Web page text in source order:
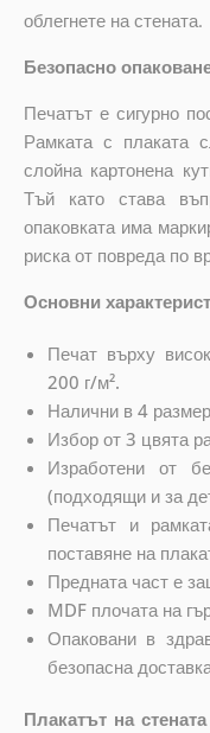
облегнете на стената.
Безопасно
Печатът е сигурно
Рамката с плаката
слойна картонена
Тъй като става
опаковката има
риска от повреда по
Основни
Печат върху
200 г/м².
Налични в 4
Избор от 3 цвята
Изработени от
(подходящи и за
Печатът и
поставяне на
Предната част е
MDF плочата на
Опаковани в
безопасна
Плакатът на